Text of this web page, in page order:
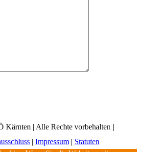
Kärnten | Alle Rechte vorbehalten |
| Impressum | Statuten